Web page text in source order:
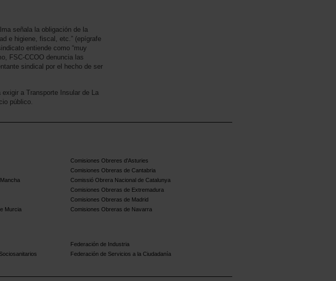
señala la obligación de la
e higiene, fiscal, etc.” (epígrafe
entiende como “muy
FSC-CCOO denuncia las
sindical por el hecho de ser
a Transporte Insular de La
público.
Comisiones Obreres d'Asturies
Comisiones Obreras de Cantabria
Comissió Obrera Nacional de Catalunya
Comisiones Obreras de Extremadura
Comisiones Obreras de Madrid
Murcia
Comisiones Obreras de Navarra
Federación de Industria
Federación de Servicios a la Ciudadanía